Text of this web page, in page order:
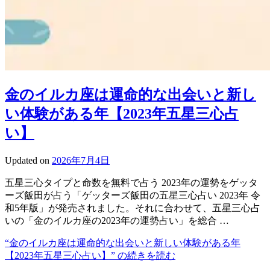
金のイルカ座は運命的な出会いと新し
い体験がある年【2023年五星三心占
い】
Updated on 2026年7月4日
五星三心タイプと命数を無料で占う 2023年の運勢をゲッタ
ーズ飯田が占う「ゲッターズ飯田の五星三心占い 2023年 令
和5年版」が発売されました。それに合わせて、五星三心占
いの「金のイルカ座の2023年の運勢占い」を総合 …
“金のイルカ座は運命的な出会いと新しい体験がある年
【2023年五星三心占い】” の続きを読む